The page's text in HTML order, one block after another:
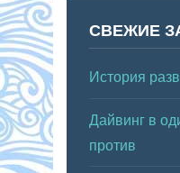
СВЕЖИЕ
История
Дайвинг в
против